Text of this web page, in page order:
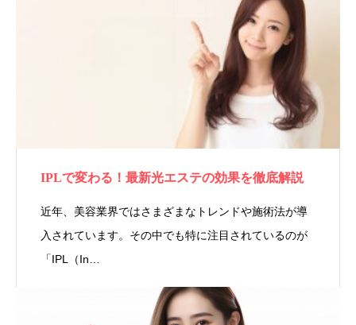
IPLで変わる！最新光エステの効果を徹底解説
近年、美容業界ではさまざまなトレンドや施術法が導
入されています。その中でも特に注目されているのが
「IPL（In…